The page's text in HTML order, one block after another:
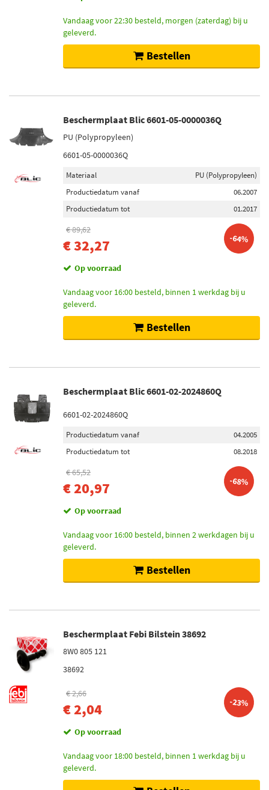
Vandaag voor 22:30 besteld, morgen (zaterdag) bij u
geleverd.
Bestellen
Beschermplaat Blic 6601-05-0000036Q
PU (Polypropyleen)
6601-05-0000036Q
Materiaal
PU (Polypropyleen)
Productiedatum vanaf
06.2007
Productiedatum tot
01.2017
€ 89,62
€ 32,27 -64%
Op voorraad
Vandaag voor 16:00 besteld, binnen 1 werkdag bij u
geleverd.
Bestellen
Beschermplaat Blic 6601-02-2024860Q
6601-02-2024860Q
Productiedatum vanaf
04.2005
Productiedatum tot
08.2018
€ 65,52
€ 20,97 -68%
Op voorraad
Vandaag voor 16:00 besteld, binnen 2 werkdagen bij u
geleverd.
Bestellen
Beschermplaat Febi Bilstein 38692
8W0 805 121
38692
€ 2,66
€ 2,04 -23%
Op voorraad
Vandaag voor 18:00 besteld, binnen 1 werkdag bij u
geleverd.